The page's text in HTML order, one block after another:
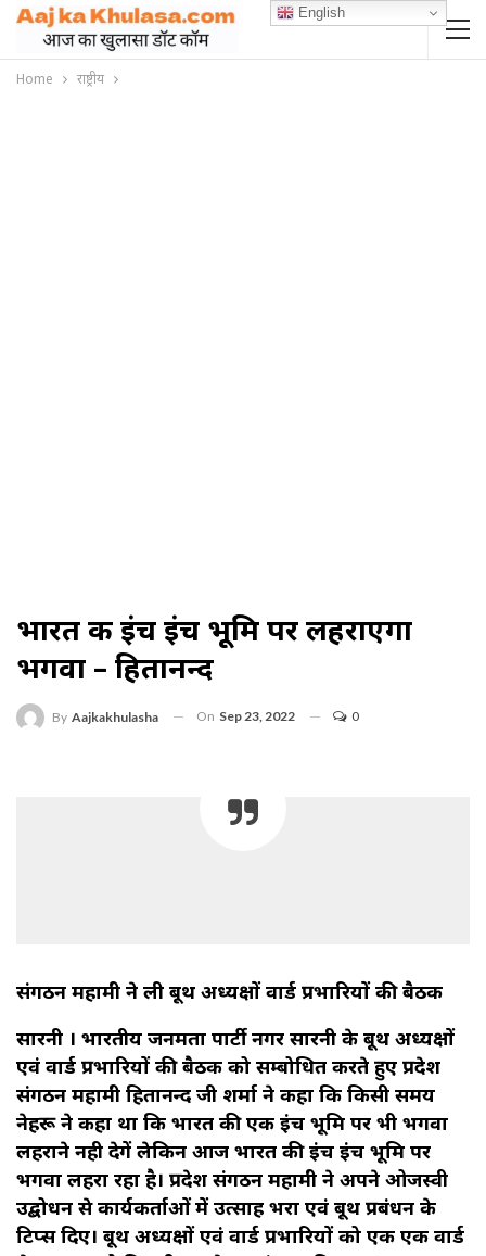
Home राष्ट्रीय
भारत की इंच इंच भूमि पर लहराएगा
भगवा – हितानन्द
By Aajkakhulasha On Sep 23, 2022 0
संगठन महामंत्री ने ली बूथ अध्यक्षों वार्ड प्रभारियों की बैठक
सारनी । भारतीय जनमता पार्टी नगर सारनी के बूथ अध्यक्षों
एवं वार्ड प्रभारियों की बैठक को सम्बोधित करते हुए प्रदेश
संगठन महामंत्री हितानन्द जी शर्मा ने कहा कि किसी समय
नेहरू ने कहा था कि भारत की एक इंच भूमि पर भी भगवा
लहराने नही देगें लेकिन आज भारत की इंच इंच भूमि पर
भगवा लहरा रहा है। प्रदेश संगठन महामंत्री ने अपने ओजस्वी
उद्बोधन से कार्यकर्ताओं में उत्साह भरा एवं बूथ प्रबंधन के
टिप्स दिए। बूथ अध्यक्षों एवं वार्ड प्रभारियों को एक एक वार्ड
English